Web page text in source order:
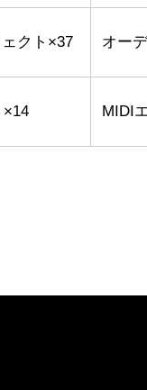
クト×37 オー
×14 MIDI